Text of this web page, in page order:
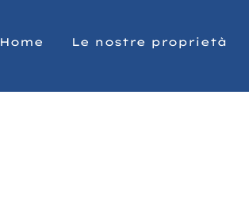
Home Le nostre proprietà